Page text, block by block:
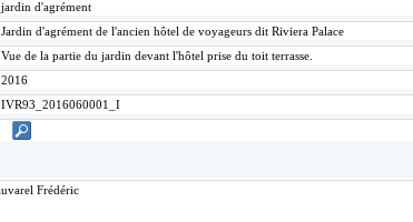
jardin d'agrément
Jardin d'agrément de l'ancien hôtel de voyageurs dit Riviera Palace
Vue de la partie du jardin devant l'hôtel prise du toit terrasse.
2016
IVR93_2016060001_I
Frédéric